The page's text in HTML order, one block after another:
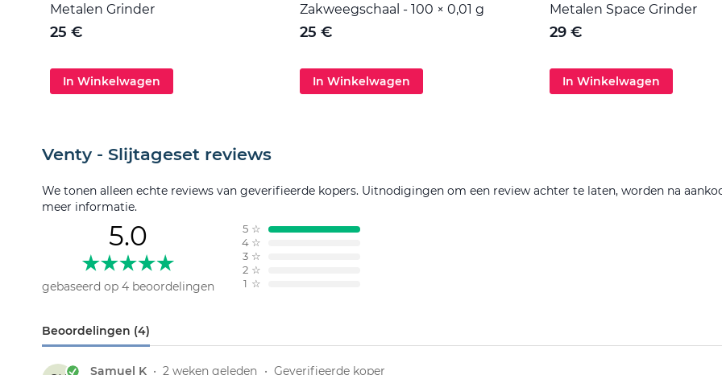
Metalen Grinder
25 €
In Winkelwagen
Zakweegschaal - 100 × 0,01 g
25 €
In Winkelwagen
Metalen Space Grinder
29 €
In Winkelwagen
Venty - Slijtageset reviews
We tonen alleen echte reviews van geverifieerde kopers. Uitnodigingen om een review achter te laten, worden na
meer informatie.
5.0
gebaseerd op 4 beoordelingen
5 ☆
4 ☆
3 ☆
2 ☆
1 ☆
Beoordelingen (4)
Samuel K • 2 weken geleden • Geverifieerde koper